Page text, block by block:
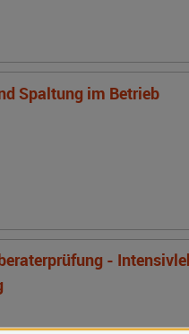
Spaltung im Betrieb
-